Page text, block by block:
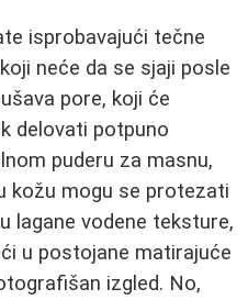
isprobavajući tečne
neće da se sjaji posle
pore, koji će
delovati potpuno
puderu za masnu,
kožu mogu se protezati
lagane vodene teksture,
u postojane matirajuće
izgled. No,